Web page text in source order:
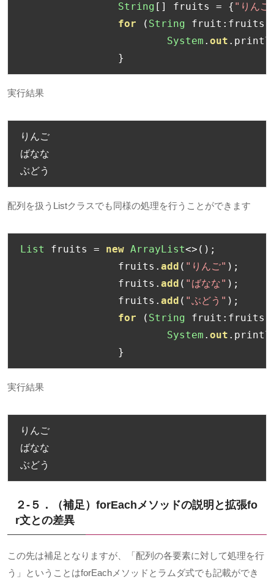
String [] fruits = { "りんご
for
( String fruit : fruits
System . out .
}
実行結果
りんご
ばなな
ぶどう
配列を扱うListクラスでも同様の処理を行うことができます
List fruits = new ArrayList<>();
		fruits
. add ( "りんご" );
		fruits
. add ( "ばなな" );
		fruits
. add ( "ぶどう" );
for
( String fruit : fruits
System . out .
}
実行結果
りんご
ばなな
ぶどう
２-５．（補足）forEachメソッドの説明と拡張fo
r文との差異
この先は補足となりますが、「配列の各要素に対して処理を行
う」ということはforEachメソッドとラムダ式でも記載ができ